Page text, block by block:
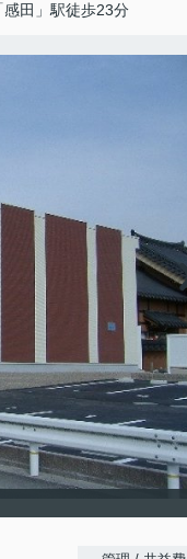
田」駅徒歩23分